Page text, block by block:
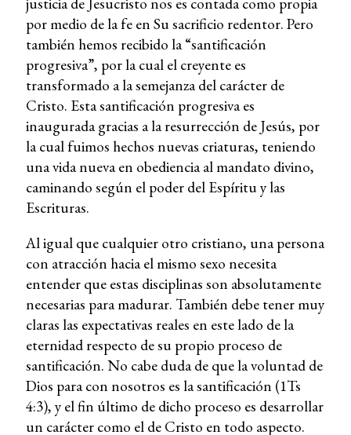
por medio de la fe en Su sacrificio redentor. Pero
también hemos recibido la “santificación
progresiva”, por la cual el creyente es
transformado a la semejanza del carácter de
Cristo. Esta santificación progresiva es
inaugurada gracias a la resurrección de Jesús, por
la cual fuimos hechos nuevas criaturas, teniendo
una vida nueva en obediencia al mandato divino,
caminando según el poder del Espíritu y las
Escrituras.
Al igual que cualquier otro cristiano, una persona
con atracción hacia el mismo sexo necesita
entender que estas disciplinas son absolutamente
necesarias para madurar. También debe tener muy
claras las expectativas reales en este lado de la
eternidad respecto de su propio proceso de
santificación. No cabe duda de que la voluntad de
Dios para con nosotros es la santificación (1Ts
4:3), y el fin último de dicho proceso es desarrollar
un carácter como el de Cristo en todo aspecto.